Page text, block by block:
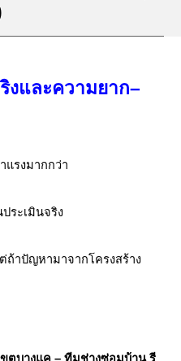
งและความยาก–
แรงมากกว่า
ระเมินจริง
ถ้าปัญหามาจากโครงสร้าง